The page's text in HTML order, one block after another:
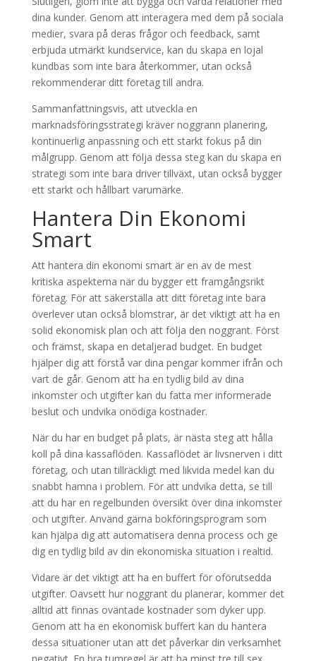
dina kunder. Genom att interagera med dem på sociala
medier, svara på deras frågor och feedback, samt
erbjuda utmärkt kundservice, kan du skapa en lojal
kundbas som inte bara återkommer, utan också
rekommenderar ditt företag till andra.
Sammanfattningsvis, att utveckla en
marknadsföringsstrategi kräver noggrann planering,
kontinuerlig anpassning och ett starkt fokus på din
målgrupp. Genom att följa dessa steg kan du skapa en
strategi som inte bara driver tillväxt, utan också bygger
ett starkt och hållbart varumärke.
Hantera Din Ekonomi
Smart
Att hantera din ekonomi smart är en av de mest
kritiska aspekterna när du bygger ett framgångsrikt
företag. För att säkerställa att ditt företag inte bara
överlever utan också blomstrar, är det viktigt att ha en
solid ekonomisk plan och att följa den noggrant. Först
och främst, skapa en detaljerad budget. En budget
hjälper dig att förstå var dina pengar kommer ifrån och
vart de går. Genom att ha en tydlig bild av dina
inkomster och utgifter kan du fatta mer informerade
beslut och undvika onödiga kostnader.
När du har en budget på plats, är nästa steg att hålla
koll på dina kassaflöden. Kassaflödet är livsnerven i ditt
företag, och utan tillräckligt med likvida medel kan du
snabbt hamna i problem. För att undvika detta, se till
att du har en regelbunden översikt över dina inkomster
och utgifter. Använd gärna bokföringsprogram som
kan hjälpa dig att automatisera denna process och ge
dig en tydlig bild av din ekonomiska situation i realtid.
Vidare är det viktigt att ha en buffert för oförutsedda
utgifter. Oavsett hur noggrant du planerar, kommer det
alltid att finnas oväntade kostnader som dyker upp.
Genom att ha en ekonomisk buffert kan du hantera
dessa situationer utan att det påverkar din verksamhet